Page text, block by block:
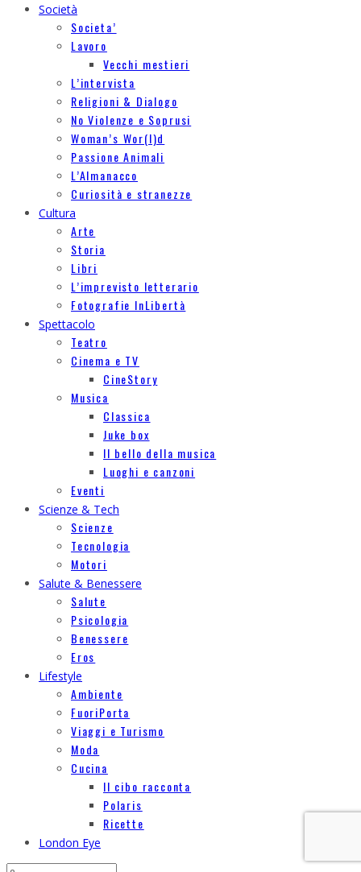
Società
Societa’
Lavoro
Vecchi mestieri
L’intervista
Religioni & Dialogo
No Violenze e Soprusi
Woman’s Wor(l)d
Passione Animali
L’Almanacco
Curiosità e stranezze
Cultura
Arte
Storia
Libri
L’imprevisto letterario
Fotografie InLibertà
Spettacolo
Teatro
Cinema e TV
CineStory
Musica
Classica
Juke box
Il bello della musica
Luoghi e canzoni
Eventi
Scienze & Tech
Scienze
Tecnologia
Motori
Salute & Benessere
Salute
Psicologia
Benessere
Eros
Lifestyle
Ambiente
FuoriPorta
Viaggi e Turismo
Moda
Cucina
Il cibo racconta
Polaris
Ricette
London Eye